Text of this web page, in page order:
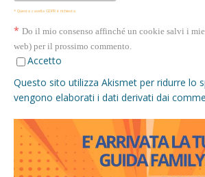
* Questa casella GDPR è richiesta
* Do il mio consenso affinché un cookie salvi i
web) per il prossimo commento.
Accetto
Questo sito utilizza Akismet per ridurre lo
vengono elaborati i dati derivati dai